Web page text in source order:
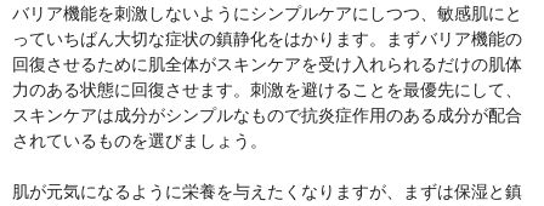
バリア機能を刺激しないようにシンプルケアにしつつ、敏感肌にと
っていちばん大切な症状の鎮静化をはかります。まずバリア機能の
回復させるために肌全体がスキンケアを受け入れられるだけの肌体
力のある状態に回復させます。刺激を避けることを最優先にして、
スキンケアは成分がシンプルなもので抗炎症作用のある成分が配合
されているものを選びましょう。
肌が元気になるように栄養を与えたくなりますが、まずは保湿と鎮